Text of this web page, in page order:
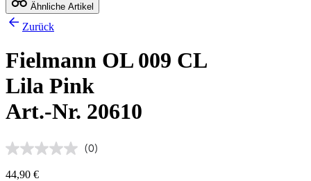
Ähnliche Artikel
Zurück
Fielmann OL 009 CL
Lila Pink
Art.-Nr. 20610
(0)
44,90 €